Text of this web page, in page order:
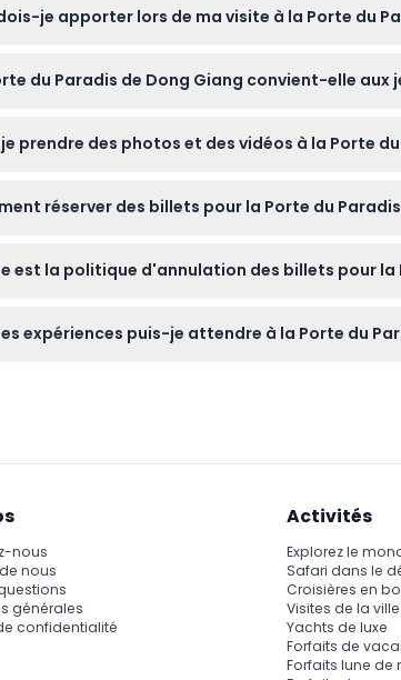
confirmer au moment de la réservation).
je apporter lors de ma visite à la Porte du
car les sentiers près des cascades et des
du Paradis de Dong Giang convient-elle aux
inégaux, donc tenez compte de la mobilité de
prendre des photos et des vidéos à la Porte
leur vie privée et leurs coutumes.
réserver des billets pour la Porte du
est la politique d'annulation des billets pour la
expériences puis-je attendre à la Porte du
nous
nous
générales
confidentialité
Activités
Explorez le
Safari dans le
Croisières en
Visites de la ville
Yachts de luxe
Forfaits de
Forfaits lune de